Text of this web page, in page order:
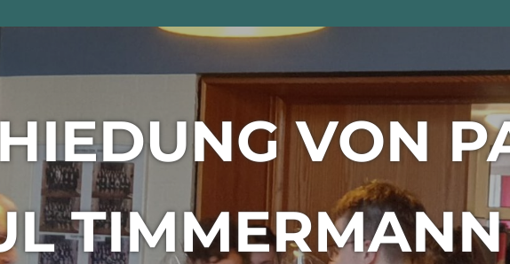
VON
TIMMERMANN